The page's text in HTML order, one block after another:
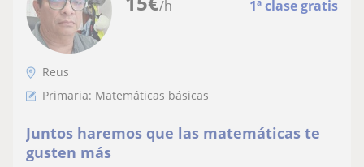
/h 1ª clase gratis
Reus
Primaria: Matemáticas básicas
Juntos haremos que las matemáticas te
gusten más